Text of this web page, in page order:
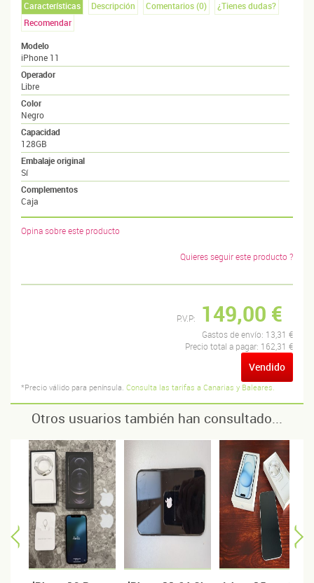
Características
Descripción Comentarios (0)
¿Tienes dudas?
Recomendar
Modelo
iPhone 11
Operador
Libre
Color
Negro
Capacidad
128GB
Embalaje original
Sí
Complementos
Caja
Opina sobre este producto
Quieres seguir este producto ?
P.V.P: 149,00 €
Gastos de envío: 13,31 €
Precio total a pagar: 162,31 €
Vendido
*Precio válido para península. Consulta las tarifas a Canarias y Baleares.
Otros usuarios también han consultado...